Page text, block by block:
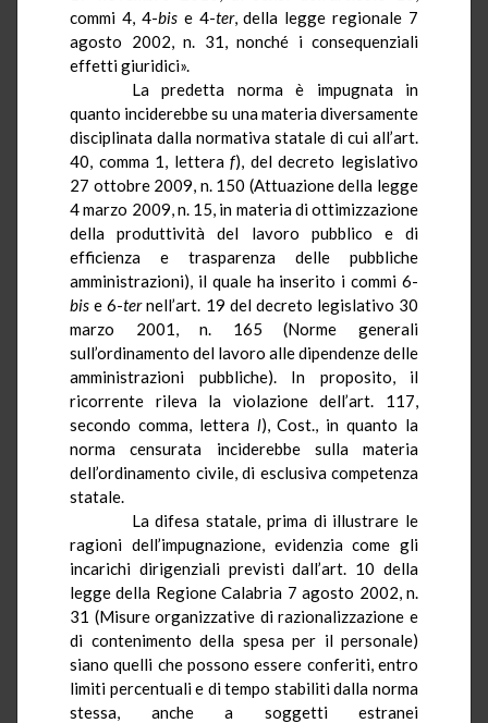
commi 4, 4-bise 4-ter, della legge regionale 7
agosto 2002, n. 31, nonché i consequenziali
effetti giuridici».
La predetta norma è impugnata in
quanto inciderebbe su una materia diversamente
disciplinata dalla normativa statale di cui all’art.
40, comma 1, letteraf), del decreto legislativo
27 ottobre 2009, n. 150 (Attuazione della legge
4 marzo 2009, n. 15, in materia di ottimizzazione
della produttività del lavoro pubblico e di
efficienza e trasparenza delle pubbliche
amministrazioni), il quale ha inserito i commi 6-
bis e 6-ternell’art. 19 del decreto legislativo 30
marzo 2001, n. 165 (Norme generali
sull’ordinamento del lavoro alle dipendenze delle
amministrazioni pubbliche). In proposito, il
ricorrente rileva la violazione dell’art. 117,
secondo comma, lettera l), Cost., in quanto la
norma censurata inciderebbe sulla materia
dell’ordinamento civile, di esclusiva competenza
statale.
La difesa statale, prima di illustrare le
ragioni dell’impugnazione, evidenzia come gli
incarichi dirigenziali previsti dall’art. 10 della
legge della Regione Calabria 7 agosto 2002, n.
31 (Misure organizzative di razionalizzazione e
di contenimento della spesa per il personale)
siano quelli che possono essere conferiti, entro
limiti percentuali e di tempo stabiliti dalla norma
stessa, anche a soggetti estranei